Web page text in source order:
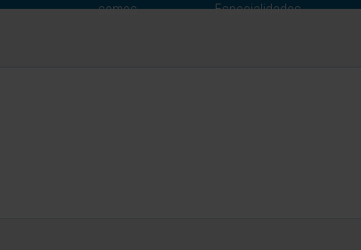
somos
Especialidades